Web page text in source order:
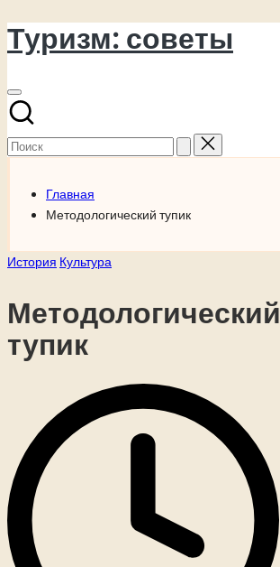
Перейти
к
Туризм: советы
Поиск
для:
Главная
Методологический тупик
Опубликовано
История Культура
Методологический
тупик